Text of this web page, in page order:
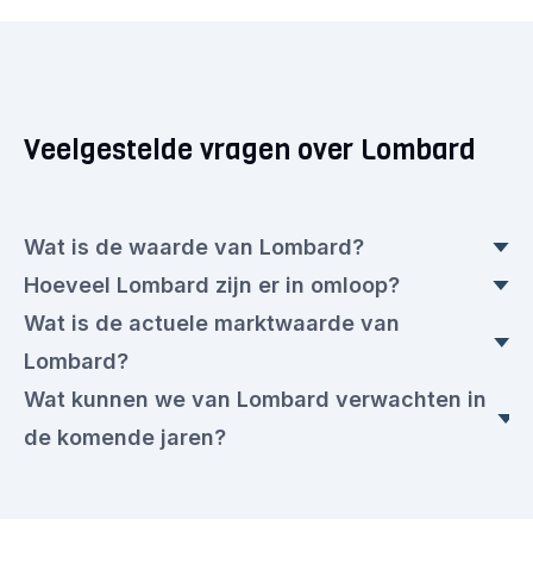
Veelgestelde vragen over Lombard
Wat is de waarde van Lombard?
De actuele Lombard koers is op dit moment
opzichte van gisteren.
Hoeveel Lombard zijn er in omloop?
euro per stuk.
Wat is de actuele marktwaarde van
Lombard?
€ 32.806.534,00 euro.
Wat kunnen we van Lombard verwachten in
de komende jaren?